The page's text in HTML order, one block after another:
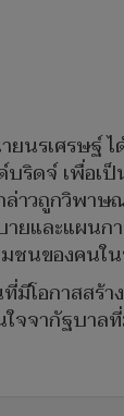
นรเศรษฐ์
ริดจ์ เพื่อเ
วถูกวิพาษ
และแผนก
นของคนใ
มีโอกาสสร้
จจากัฐบา